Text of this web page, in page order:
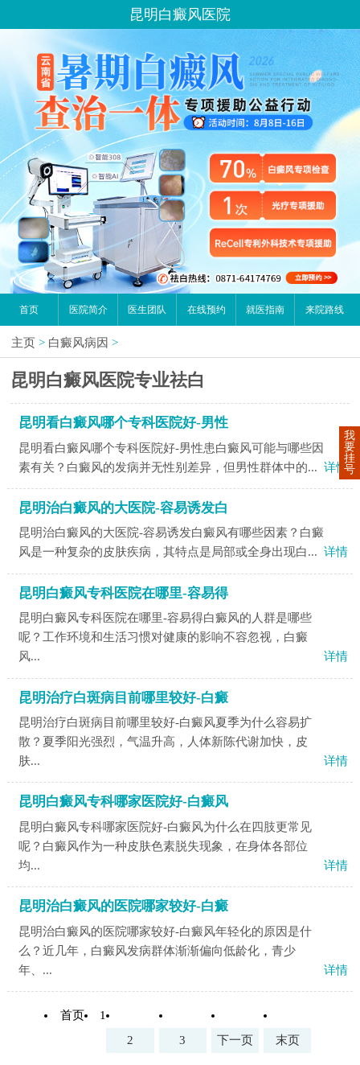
昆明白癜风医院
首页 医院简介 医生团队 在线预约 就医指南 来院路线
主页 > 白癜风病因 >
昆明白癜风医院专业祛白
昆明看白癜风哪个专科医院好-男性
昆明看白癜风哪个专科医院好-男性患白癜风可能与哪些因
素有关？白癜风的发病并无性别差异，但男性群体中的... 详情
昆明治白癜风的大医院-容易诱发白
昆明治白癜风的大医院-容易诱发白癜风有哪些因素？白癜
风是一种复杂的皮肤疾病，其特点是局部或全身出现白... 详情
昆明白癜风专科医院在哪里-容易得
昆明白癜风专科医院在哪里-容易得白癜风的人群是哪些
呢？工作环境和生活习惯对健康的影响不容忽视，白癜
风...
详情
昆明治疗白斑病目前哪里较好-白癜
昆明治疗白斑病目前哪里较好-白癜风夏季为什么容易扩
散？夏季阳光强烈，气温升高，人体新陈代谢加快，皮
肤...
详情
昆明白癜风专科哪家医院好-白癜风
昆明白癜风专科哪家医院好-白癜风为什么在四肢更常见
呢？白癜风作为一种皮肤色素脱失现象，在身体各部位
均...
详情
昆明治白癜风的医院哪家较好-白癜
昆明治白癜风的医院哪家较好-白癜风年轻化的原因是什
么？近几年，白癜风发病群体渐渐偏向低龄化，青少
年、...
详情
首页
1
2
3 下一页 末页
我
要
挂
号